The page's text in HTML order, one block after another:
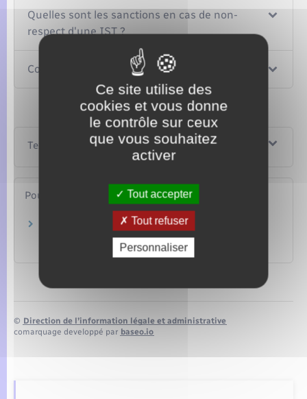
Quelles sont les sanctions en cas de non-
respect d'une IST ?
Comment prend fin l'IST ?
Textes de référence
Pour en savoir plus
Fichier des personnes recherchées (FPR)
Commission nationale de l'informatique et des libertés
© Direction de l’information légale et administrative
comarquage developpé par baseo.io
Ce site utilise des
cookies et vous donne
le contrôle sur ceux
que vous souhaitez
activer
Tout accepter
Tout refuser
Personnaliser